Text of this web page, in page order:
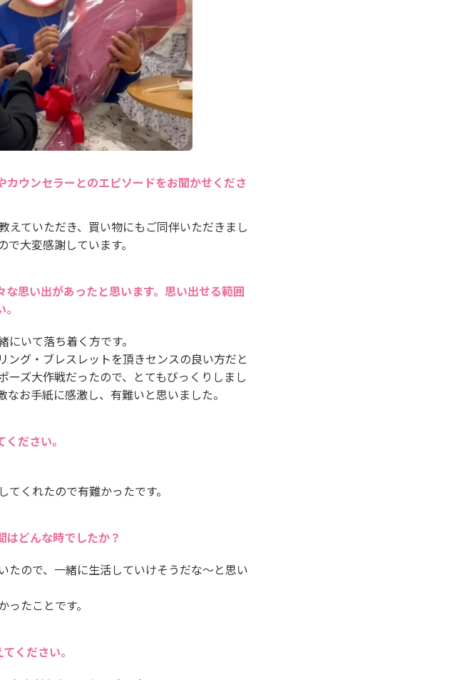
ウンセラーとのエピソードをお聞かせくださ
えていただき、買い物にもご同伴いただきまし
大変感謝しています。
思い出があったと思います。思い出せる範囲
いて落ち着く方です。
グ・ブレスレットを頂きセンスの良い方だと
ズ大作戦だったので、とてもびっくりしまし
お手紙に感激し、有難いと思いました。
ださい。
くれたので有難かったです。
はどんな時でしたか？
たので、一緒に生活していけそうだな～と思い
たことです。
ください。